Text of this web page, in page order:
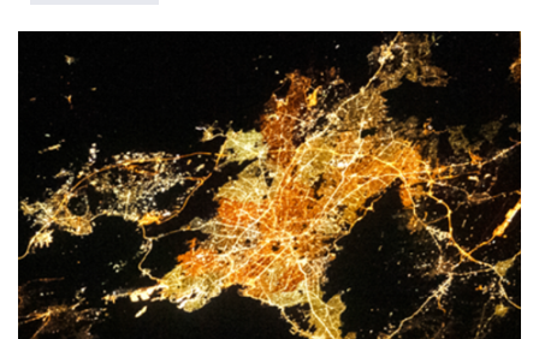
O
W
R
I
G
G
E
R
W
T
R
I
G
G
E
R
O
W
N
T
R
I
G
G
E